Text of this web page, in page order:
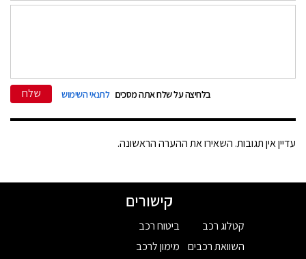
בלחיצה על שלח אתה מסכים לתנאי השימוש שלח
עדיין אין תגובות. השאירו את ההערה הראשונה.
קישורים
קטלוג רכב
השוואת רכבים
ביטוח רכב
מימון לרכב